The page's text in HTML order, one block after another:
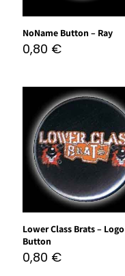
NoName Button – Ray
0,80 €
Lower Class Brats – Logo
Button
0,80 €